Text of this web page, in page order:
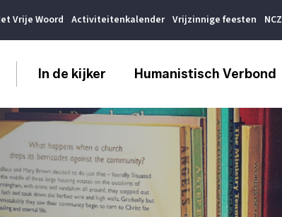
Vrije Woord Activiteitenkalender Vrijzinnige feesten NCZ
In de kijker Humanistisch Verbond